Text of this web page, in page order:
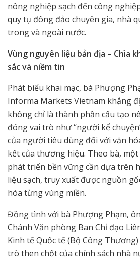
nông nghiệp sạch đến công
quy tụ đông đảo chuyên gia, nhà
trong và ngoài nước.
Vùng nguyên liệu bản địa – Chìa
sắc và niềm tin
Phát biểu khai mạc, bà Phượng
Informa Markets Vietnam khẳng
không chỉ là thành phần cấu tạo
đóng vai trò như “người kể
của người tiêu dùng đối với văn
kết của thương hiệu. Theo bà,
phát triển bền vững cần dựa trên
liệu sạch, truy xuất được nguồn
hóa từng vùng miền.
Đồng tình với bà Phượng Phạm,
Chánh Văn phòng Ban Chỉ đạo
Kinh tế Quốc tế (Bộ Công
trò then chốt của chính sách nhà